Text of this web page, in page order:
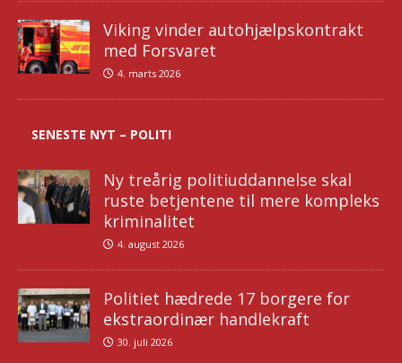
Viking vinder autohjælpskontrakt
med Forsvaret
4. marts 2026
SENESTE NYT – POLITI
Ny treårig politiuddannelse skal
ruste betjentene til mere kompleks
kriminalitet
4. august 2026
Politiet hædrede 17 borgere for
ekstraordinær handlekraft
30. juli 2026